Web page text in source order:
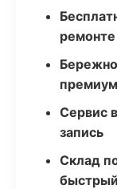
ремонте
Сервис
запись
Склад